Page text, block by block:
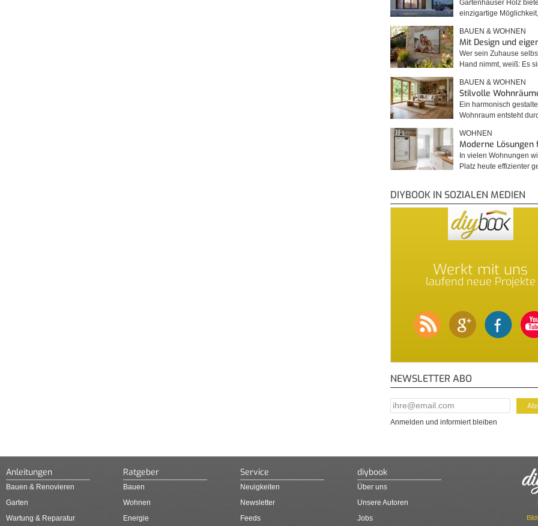
Gartenhäuser Holz
einzigartige
BAUEN & WOHNEN
Mit Design und
Wer sein Zuhause
Hand nimmt, weiß: Es
BAUEN & WOHNEN
Stilvolle
Ein harmonisch
Wohnraum entsteht
WOHNEN
Moderne
In vielen Wohnungen
Platz heute effizienter
DIYBOOK IN SOZIALEN MEDIEN
Werkt mit uns
laufend neue Projekte
NEWSLETTER ABO
E-Mail Addresse*
Anmelden und informiert bleiben
Anleitungen
Bauen & Renovieren
Garten
Wartung & Reparatur
Ratgeber
Bauen
Wohnen
Energie
Service
Neuigkeiten
Newsletter
Feeds
diybook
Über uns
Unsere Autoren
Jobs